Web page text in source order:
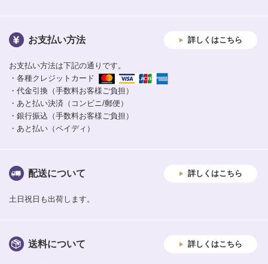
お支払い方法 詳しくはこちら
お支払い方法は下記の通りです。
・各種クレジットカード
・代金引換（手数料お客様ご負担）
・あと払い決済（コンビニ/郵便）
・銀行振込（手数料お客様ご負担）
・あと払い（ペイディ）
配送について 詳しくはこちら
土日祝日も出荷します。
送料について 詳しくはこちら